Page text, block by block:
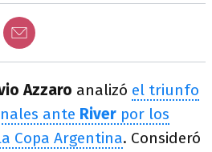
Azzaro analizó el triunfo
ante River por los
Copa Argentina. Consideró